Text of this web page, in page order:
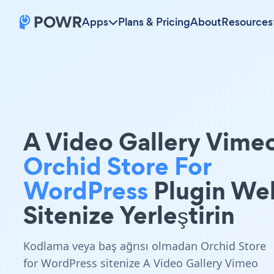
Apps Plans & PricingAboutResources
A Video Gallery
Orchid Store For
WordPress Plugin
Sitenize Yerleştirin
Kodlama veya baş ağrısı olmadan Orchid Store
for WordPress sitenize A Video Gallery Vimeo